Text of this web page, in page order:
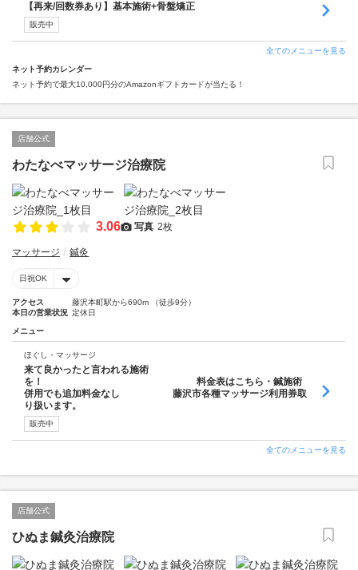
【再来/回数券あり】基本施術+骨盤矯正
販売中
全てのメニューを見る
ネット予約カレンダー
ネット予約で最大10,000円分のAmazonギフトカードが当たる！
店舗公式
わたなべマッサージ治療院
3.06 写真 2枚
マッサージ 鍼灸
日祝OK
アクセス
藤沢本町駅から690m （徒歩9分）
本日の営業状況 定休日
メニュー
ほぐし・マッサージ
来て良かったと言われる施術
を！ 料金表はこちら・鍼施術
併用でも追加料金なし 藤沢市各種マッサージ利用券取
り扱います。
販売中
全てのメニューを見る
店舗公式
ひぬま鍼灸治療院